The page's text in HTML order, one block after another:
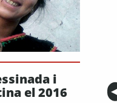
i
el 2016